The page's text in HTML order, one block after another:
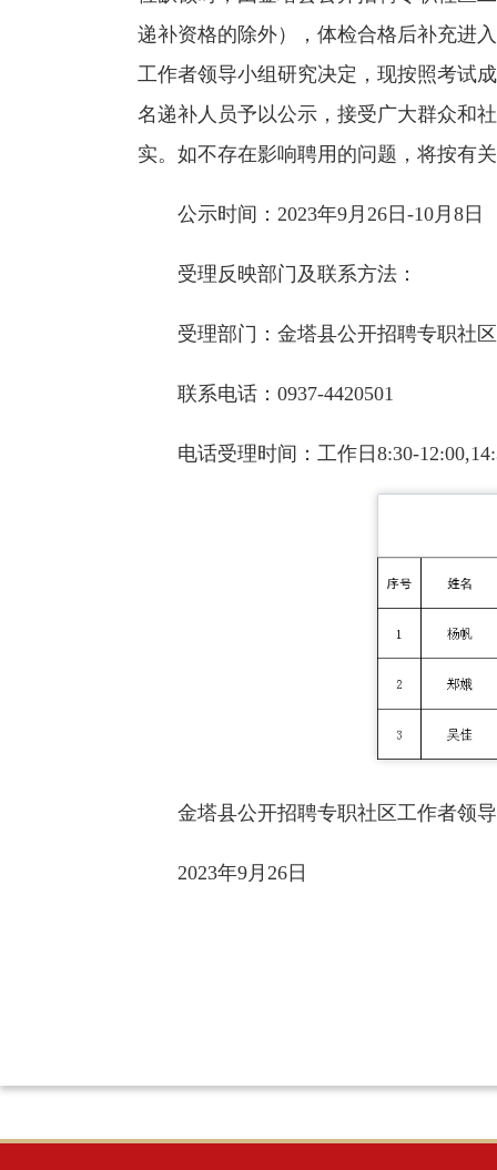
递补资格的除外），体检合格后补充进
工作者领导小组研究决定，现按照考试
名递补人员予以公示，接受广大群众和
实。如不存在影响聘用的问题，将按有
公示时间：2023年9月26日-10月8日
受理反映部门及联系方法：
受理部门：金塔县公开招聘专职社区
联系电话：0937-4420501
电话受理时间：工作日8:30-
金塔县公开招聘专职社区工作者领导
2023年9月26日